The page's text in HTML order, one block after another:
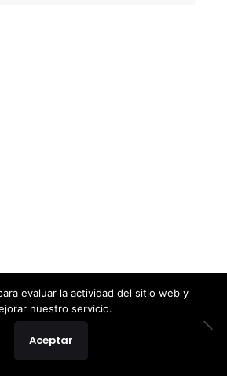
Cuidados para el pelo
evaluar la actividad del sitio web y
nuestro servicio.
Aceptar